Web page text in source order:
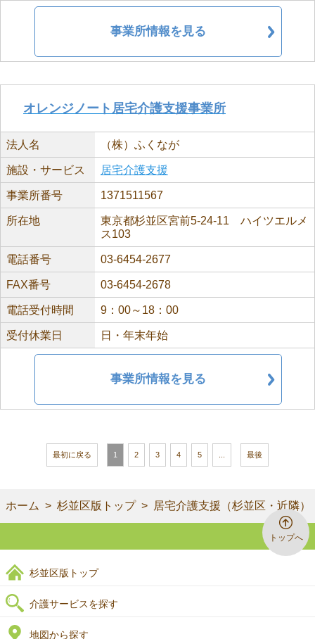
事業所情報を見る
オレンジノート居宅介護支援事業所
法人名 （株）ふくなが
施設・サービス 居宅介護支援
事業所番号 1371511567
所在地
東京都杉並区宮前5-24-11 ハイツエルメ
ス103
電話番号 03-6454-2677
FAX番号 03-6454-2678
電話受付時間 9：00～18：00
受付休業日 日・年末年始
事業所情報を見る
最初に戻る 1 2 3 4 5 最後
ホーム 杉並区版トップ 居宅介護支援（杉並区・近隣）
トップへ
杉並区版トップ
介護サービスを探す
地図から探す